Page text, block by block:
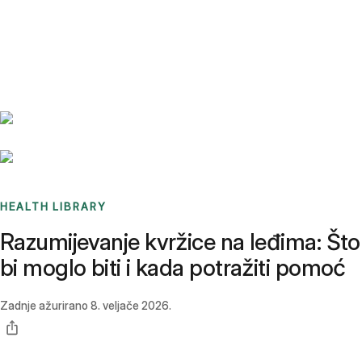
HEALTH LIBRARY
Razumijevanje kvržice na leđima: Što
bi moglo biti i kada potražiti pomoć
Zadnje ažurirano 8. veljače 2026.